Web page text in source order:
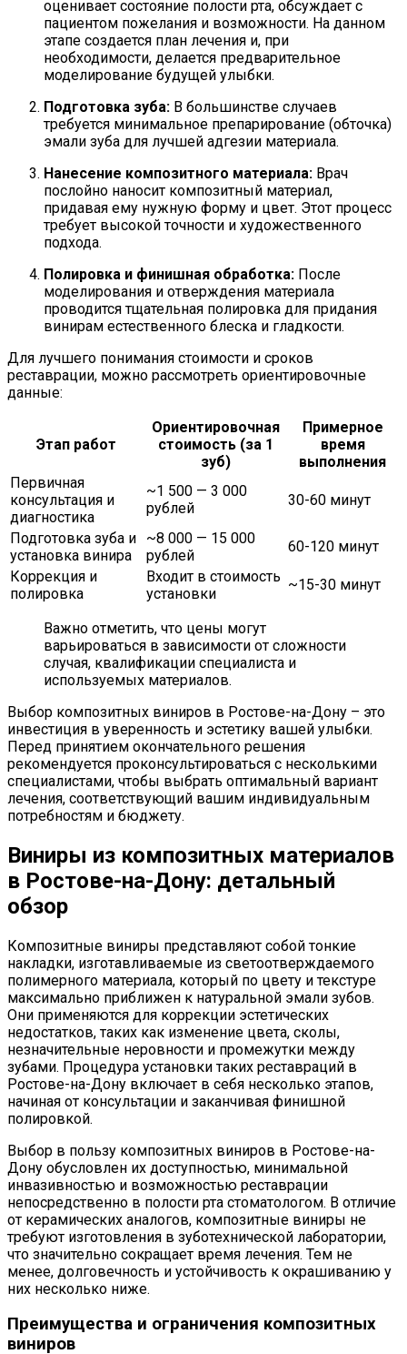
оценивает состояние полости рта, обсуждает с
пациентом пожелания и возможности. На данном
этапе создается план лечения и, при
необходимости, делается предварительное
моделирование будущей улыбки.
Подготовка зуба: В большинстве случаев
требуется минимальное препарирование (обточка)
эмали зуба для лучшей адгезии материала.
Нанесение композитного материала: Врач
послойно наносит композитный материал,
придавая ему нужную форму и цвет. Этот процесс
требует высокой точности и художественного
подхода.
Полировка и финишная обработка: После
моделирования и отверждения материала
проводится тщательная полировка для придания
винирам естественного блеска и гладкости.
Для лучшего понимания стоимости и сроков
реставрации, можно рассмотреть ориентировочные
данные:
Этап работ
Ориентировочная
стоимость (за 1
зуб)
Примерное
время
выполнения
Первичная
консультация и
диагностика
~1 500 — 3 000
рублей
30-60 минут
Подготовка зуба и
установка винира
~8 000 — 15 000
рублей
60-120 минут
Коррекция и
полировка
Входит в стоимость
установки
~15-30 минут
Важно отметить, что цены могут
варьироваться в зависимости от сложности
случая, квалификации специалиста и
используемых материалов.
Выбор композитных виниров в Ростове-на-Дону – это
инвестиция в уверенность и эстетику вашей улыбки.
Перед принятием окончательного решения
рекомендуется проконсультироваться с несколькими
специалистами, чтобы выбрать оптимальный вариант
лечения, соответствующий вашим индивидуальным
потребностям и бюджету.
Виниры из композитных материалов
в Ростове-на-Дону: детальный
обзор
Композитные виниры представляют собой тонкие
накладки, изготавливаемые из светоотверждаемого
полимерного материала, который по цвету и текстуре
максимально приближен к натуральной эмали зубов.
Они применяются для коррекции эстетических
недостатков, таких как изменение цвета, сколы,
незначительные неровности и промежутки между
зубами. Процедура установки таких реставраций в
Ростове-на-Дону включает в себя несколько этапов,
начиная от консультации и заканчивая финишной
полировкой.
Выбор в пользу композитных виниров в Ростове-на-
Дону обусловлен их доступностью, минимальной
инвазивностью и возможностью реставрации
непосредственно в полости рта стоматологом. В отличие
от керамических аналогов, композитные виниры не
требуют изготовления в зуботехнической лаборатории,
что значительно сокращает время лечения. Тем не
менее, долговечность и устойчивость к окрашиванию у
них несколько ниже.
Преимущества и ограничения композитных
виниров